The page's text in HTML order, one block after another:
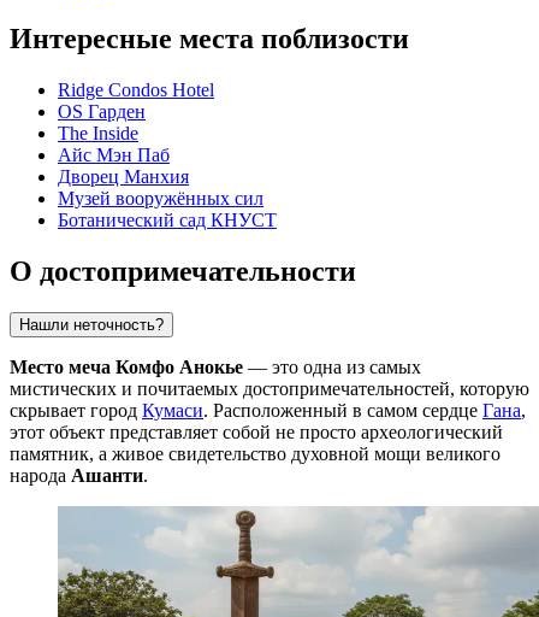
Интересные места поблизости
Ridge Condos Hotel
OS Гарден
The Inside
Айс Мэн Паб
Дворец Манхия
Музей вооружённых сил
Ботанический сад КНУСТ
О достопримечательности
Нашли неточность?
Место меча Комфо Анокье — это одна из самых
мистических и почитаемых достопримечательностей, которую
скрывает город Кумаси. Расположенный в самом сердце Гана,
этот объект представляет собой не просто археологический
памятник, а живое свидетельство духовной мощи великого
народа Ашанти.